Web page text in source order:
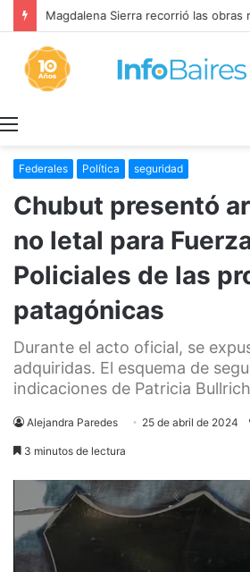
Federales Política seguridad
Chubut presentó
no letal para
Policiales de las
patagónicas
Durante el acto oficial, se
adquiridas. El esquema de
indicaciones de Patricia Bullrich
Alejandra Paredes 25 de abril de 2024
3 minutos de lectura